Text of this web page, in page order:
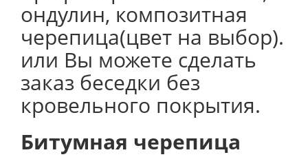
ондулин, композитная
черепица(цвет на выбор).
или Вы можете сделать
заказ беседки без
кровельного покрытия.
Битумная черепица